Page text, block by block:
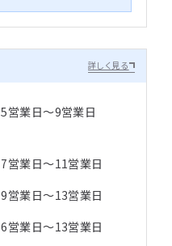
詳しく見る
5営業日～9営業日
7営業日～11営業日
9営業日～13営業日
6営業日～13営業日